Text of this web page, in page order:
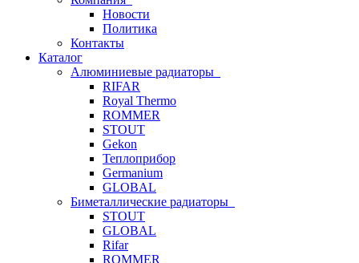
Новости
Политика
Контакты
Каталог
Алюминиевые радиаторы
RIFAR
Royal Thermo
ROMMER
STOUT
Gekon
Теплоприбор
Germanium
GLOBAL
Биметаллические радиаторы
STOUT
GLOBAL
Rifar
ROMMER